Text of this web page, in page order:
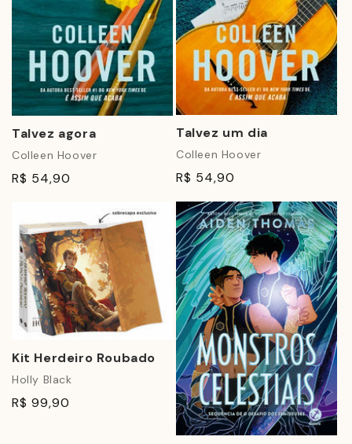
Talvez agora
Colleen Hoover
R$ 54,90
Talvez um dia
Colleen Hoover
R$ 54,90
Kit Herdeiro Roubado
Holly Black
R$ 99,90